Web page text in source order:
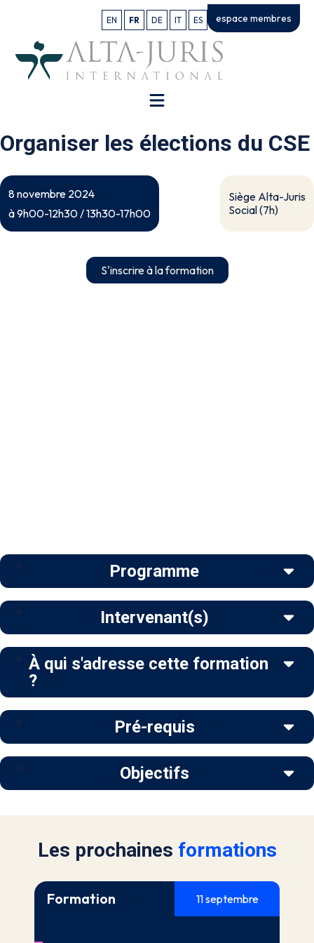
EN FR DE IT ES espace membres
Organiser les élections du CSE
8 novembre 2024
à 9h00-12h30 / 13h30-17h00
Siège Alta-Juris
Social (7h)
S'inscrire à la formation
Programme
Intervenant(s)
À qui s'adresse cette formation
?
Pré-requis
Objectifs
Les prochaines formations
Formation 11 septembre